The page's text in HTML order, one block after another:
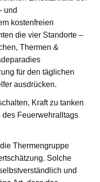
und
kostenfreien
die vier Standorte –
Thermen &
für den täglichen
ausdrücken.
Kraft zu tanken
Feuerwehralltags
Thermengruppe
Solche
und